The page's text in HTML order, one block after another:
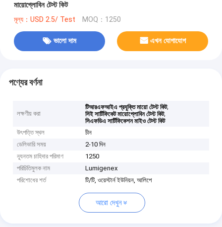
মায়োগ্লোবিন টেস্ট কিট
মূল্য：USD 2.5/ Test MOQ：1250
ভালো দাম এখন যোগাযোগ
পণ্যের বর্ণনা
লক্ষণীয় করা
টিআরএফআইএ প্রযুক্তি মায়ো টেস্ট কিট,
সিই সার্টিফিকেট মায়োগ্লোবিন টেস্ট কিট,
সিএফডিএ সার্টিফিকেশন মাইও টেস্ট কিট
উৎপত্তি স্থল
চীন
ডেলিভারি সময়
2-10 দিন
ন্যূনতম চাহিদার পরিমাণ
1250
পরিচিতিমুলক নাম
Lumigenex
পরিশোধের শর্ত
টি/টি, ওয়েস্টার্ন ইউনিয়ন, আলিপে
আরো দেখুন